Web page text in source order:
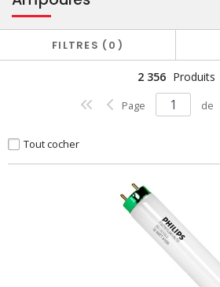
FILTRES 0
2 356 Produits
Page de
Tout cocher